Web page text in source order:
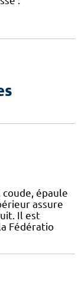
épaule
assure
Il est
Fédératio